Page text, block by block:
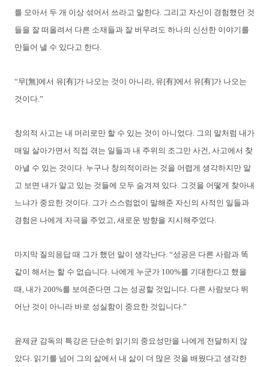
를 모아서 두 개 이상 섞어서 쓰라고 말한다. 그리고 자신이 경험했던 것
들을 잘 떠올려서 다른 소재들과 잘 버무려도 하나의 신선한 이야기를
만들어 낼 수 있다고 한다.
“무[無]에서 유[有]가 나오는 것이 아니라, 유[有]에서 유[有]가 나오는
것이다.”
창의적 사고는 내 머리로만 할 수 있는 것이 아니었다. 그의 말처럼 내가
매일 살아가면서 직접 겪는 일들과 내 주위의 조그만 사건, 사고에서 찾
아낼 수 있는 것이다. 누구나 창의적이라는 것을 어렵게 생각하지만 알
고 보면 내가 알고 있는 것들에 모두 숨겨져 있다. 그것을 어떻게 찾아내
느냐가 중요한 것이다. 그가 스스럼없이 말해준 자신의 사적인 일들과
경험은 나에게 자극을 주었고, 새로운 방향을 지시해주었다.
마지막 질의응답 때 그가 했던 말이 생각난다. “성공은 다른 사람과 똑
같이 해서는 할 수 없습니다. 나에게 누군가 100%를 기대한다고 했을
때, 내가 200%를 보여준다면 그는 성공할 것입니다. 다른 사람보다 뛰
어난 것이 아니라 바로 성실함이 중요한 것입니다.”
윤제균 감독의 특강은 단순히 읽기의 중요성만을 나에게 전달하지 않
았다. 읽기를 넘어 그의 삶에서 내 삶이 더 많은 것을 배웠다고 생각한